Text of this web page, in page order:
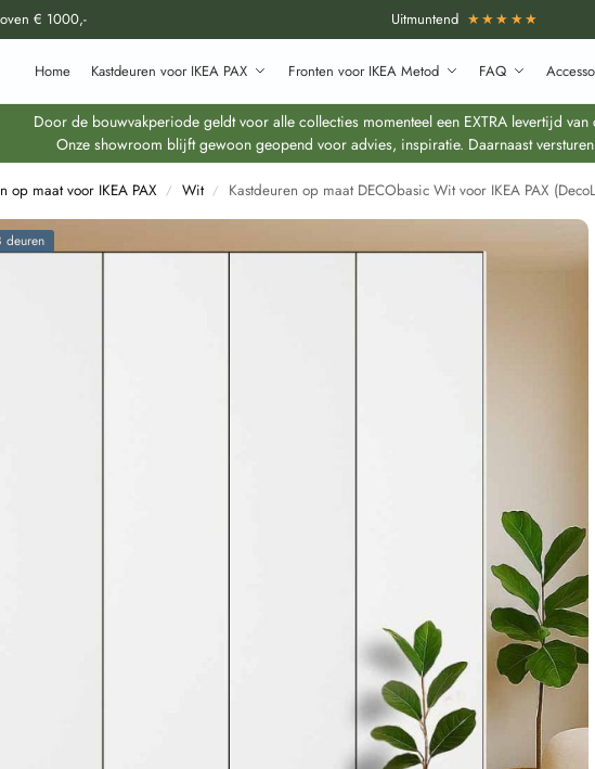
€ 1000,- Uitmuntend ★★★★★
Home Kastdeuren voor IKEA PAX Fronten voor IKEA Metod FAQ
Door de bouwvakperiode geldt voor alle collecties momenteel een EXTRA levertijd
Onze showroom blijft gewoon geopend voor advies, inspiratie. Daarnaast
op maat voor IKEA PAX / Wit / Kastdeuren op maat DECObasic Wit voor IKEA PAX
deuren